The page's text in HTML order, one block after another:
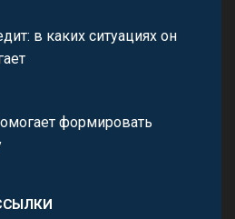
в каких ситуациях он
формировать